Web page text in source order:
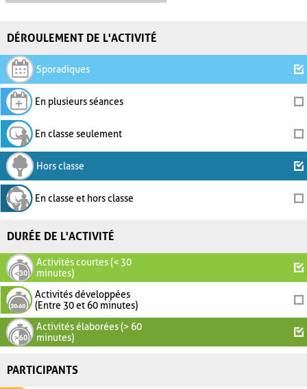
DÉROULEMENT DE L'ACTIVITÉ
Sporadiques
En plusieurs séances
En classe seulement
Hors classe
En classe et hors classe
DURÉE DE L'ACTIVITÉ
Activités courtes (< 30
minutes)
Activités développées
(Entre 30 et 60 minutes)
Activités élaborées (> 60
minutes)
PARTICIPANTS